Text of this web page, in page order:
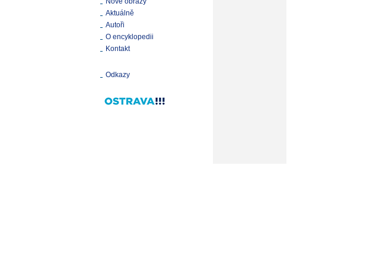
Aktuálně
Autoři
O encyklopedii
Kontakt
Odkazy